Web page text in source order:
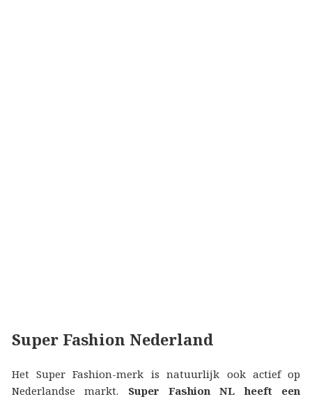
Super Fashion Nederland
Het Super Fashion-merk is natuurlijk ook actief op
Nederlandse markt. Super Fashion NL heeft een